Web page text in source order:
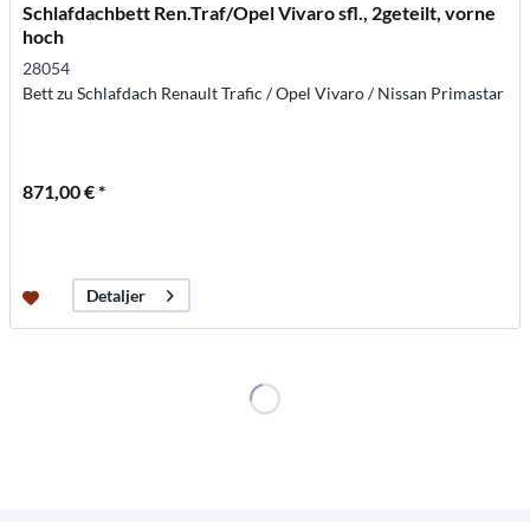
Schlafdachbett Ren.Traf/Opel Vivaro sfl., 2geteilt, vorne
hoch
28054
Bett zu Schlafdach Renault Trafic / Opel Vivaro / Nissan Primastar
871,00 € *
Detaljer